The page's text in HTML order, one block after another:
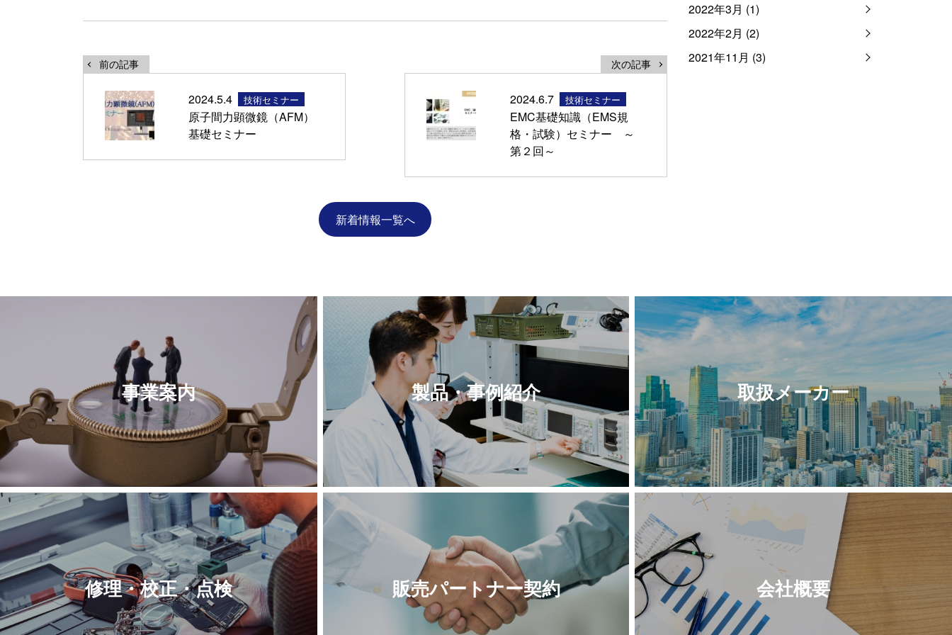
前の記事
2024.5.4 技術セミナー
原子間力顕微鏡（AFM）
基礎セミナー
次の記事
2024.6.7 技術セミナー
EMC基礎知識（EMS規
格・試験）セミナー ～
第２回～
新着情報一覧へ
2022年3月 (1)
2022年2月 (2)
2021年11月 (3)
事業案内 製品・事例紹介 取扱メーカー
修理・校正・点検 販売パートナー契約 会社概要